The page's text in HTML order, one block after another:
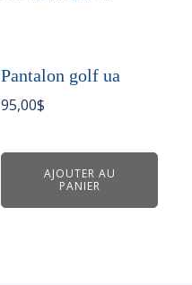
Pantalon golf ua
95,00$
AJOUTER AU
PANIER